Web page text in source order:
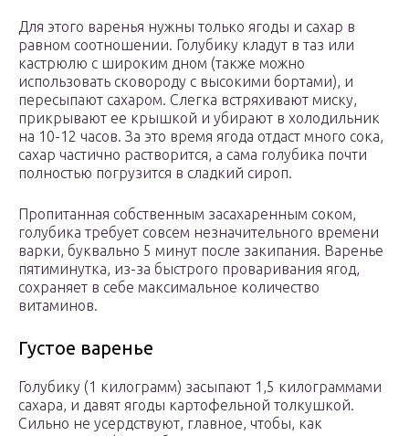
Для этого варенья нужны только ягоды и сахар в
равном соотношении. Голубику кладут в таз или
кастрюлю с широким дном (также можно
использовать сковороду с высокими бортами), и
пересыпают сахаром. Слегка встряхивают миску,
прикрывают ее крышкой и убирают в холодильник
на 10-12 часов. За это время ягода отдаст много сока,
сахар частично растворится, а сама голубика почти
полностью погрузится в сладкий сироп.
Пропитанная собственным засахаренным соком,
голубика требует совсем незначительного времени
варки, буквально 5 минут после закипания. Варенье
пятиминутка, из-за быстрого проваривания ягод,
сохраняет в себе максимальное количество
витаминов.
Густое варенье
Голубику (1 килограмм) засыпают 1,5 килограммами
сахара, и давят ягоды картофельной толкушкой.
Сильно не усердствуют, главное, чтобы, как